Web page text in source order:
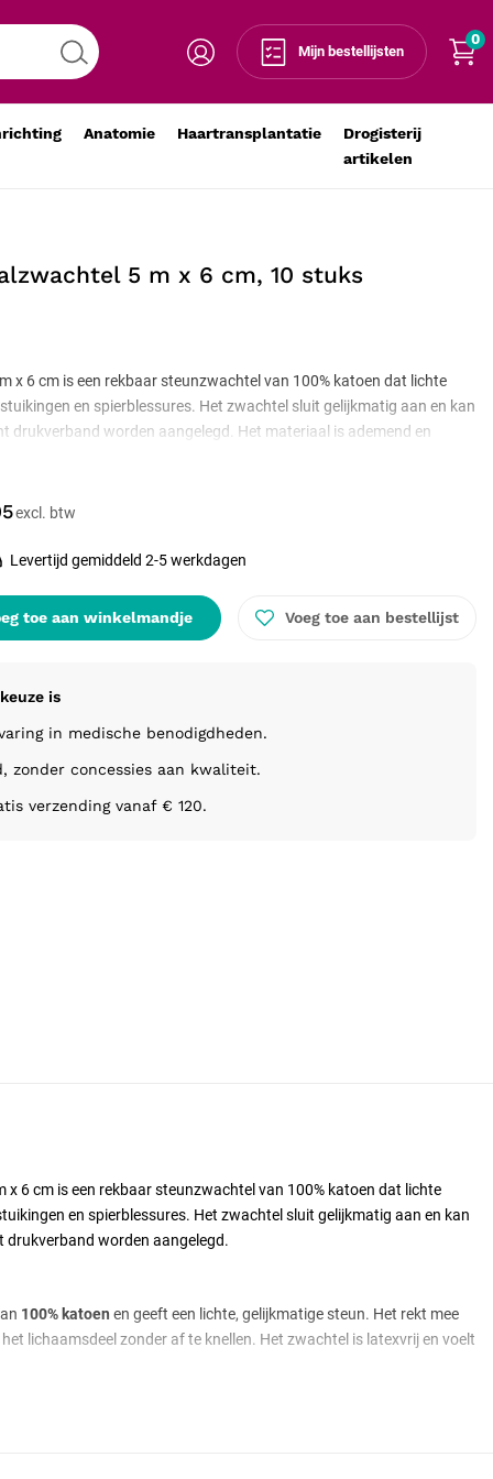
Mijn bestellijsten
0
Anatomie Haartransplantatie
Drogisterij
artikelen
5 m x 6 cm, 10 stuks
- Voeg toe aan winkelmandje
toe aan winkelmandje Voeg toe aan bestellijst
is
in medische benodigdheden.
zonder concessies aan kwaliteit.
verzending vanaf € 120.
Levertijd gemiddeld 2-5 werkdagen
x 6 cm is een rekbaar steunzwachtel van 100% katoen dat lichte
en spierblessures. Het zwachtel sluit gelijkmatig aan en kan
drukverband worden aangelegd. Het materiaal is ademend en
zwachtel herbruikbaar is. De verpakking bevat 10 stuks.
x 6 cm is een rekbaar steunzwachtel van 100% katoen dat lichte
en spierblessures. Het zwachtel sluit gelijkmatig aan en kan
worden aangelegd.
100% katoen en geeft een lichte, gelijkmatige steun. Het rekt mee
lichaamsdeel zonder af te knellen. Het zwachtel is latexvrij en voelt